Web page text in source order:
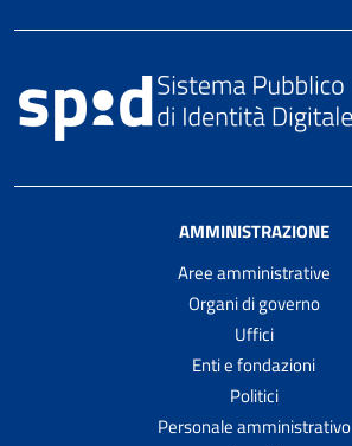
AMMINISTRAZIONE
Aree amministrative
Organi di governo
Uffici
Enti e fondazioni
Politici
Personale amministrativo